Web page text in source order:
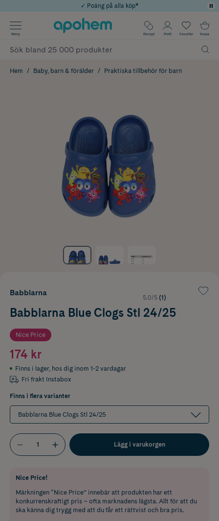
Årets Butik 2025 inom Skönhet
Använd kod: SOMMAR20 för 20% över 649kr
✓ Rådgivning från farmaceuter & hudterapeuter
✓ Poäng på alla köp*
Meny Recept Profil Favoriter Kassa
Hem Baby, barn & förälder Praktiska tillbehör för barn
Babblarna
5.0/5 (1)
Babblarna Blue Clogs Stl 24/25
Nice Price
174 kr
Finns i lager, hos dig inom 1-2 vardagar
Fri frakt Instabox
Finns i flera varianter
Babblarna Blue Clogs Stl 24/25
Lägg i varukorgen
Nice Price!
Märkningen “Nice Price” innebär att produkten har ett
konkurrenskraftigt pris – ofta marknadens lägsta. Allt för att du
ska känna dig trygg med att du får ett rättvist och bra pris.